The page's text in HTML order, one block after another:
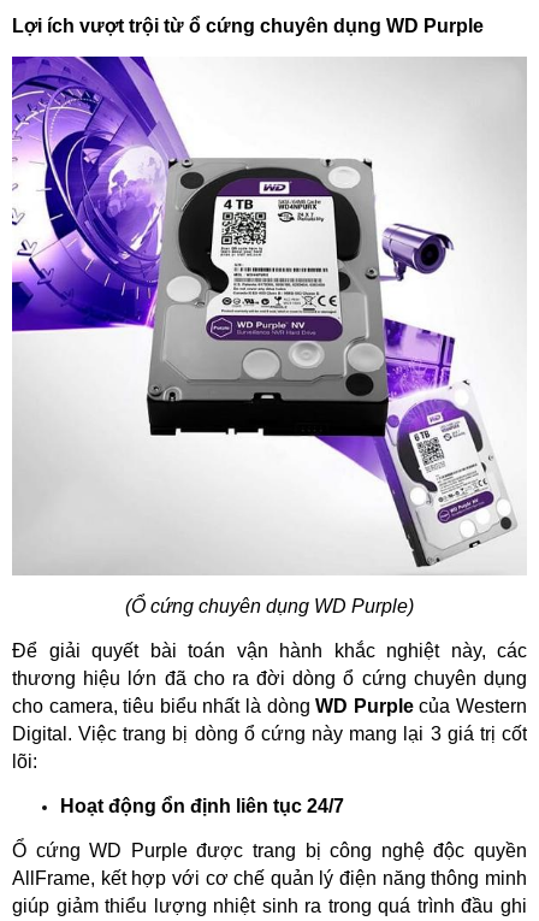
Lợi ích vượt trội từ ổ cứng chuyên dụng WD Purple
(Ổ cứng chuyên dụng WD Purple)
Để giải quyết bài toán vận hành khắc nghiệt này, các
thương hiệu lớn đã cho ra đời dòng ổ cứng chuyên dụng
cho camera, tiêu biểu nhất là dòng WD Purple của Western
Digital. Việc trang bị dòng ổ cứng này mang lại 3 giá trị cốt
lõi:
Hoạt động ổn định liên tục 24/7
Ổ cứng WD Purple được trang bị công nghệ độc quyền
AllFrame, kết hợp với cơ chế quản lý điện năng thông minh
giúp giảm thiểu lượng nhiệt sinh ra trong quá trình đầu ghi